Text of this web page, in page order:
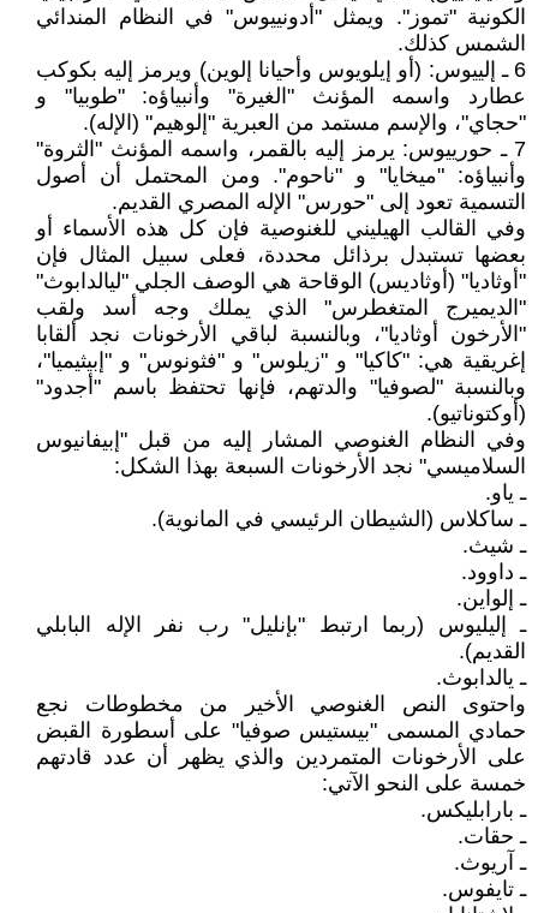
الكونية "تموز". ويمثل "أدونييوس" في النظام المندائي
الشمس كذلك.
6 ـ إلييوس: (أو إيلويوس وأحيانا إلوين) ويرمز إليه بكوكب
عطارد واسمه المؤنث "الغيرة" وأنبياؤه: "طوبيا" و
"حجاي"، والإسم مستمد من العبرية "إلوهيم" (الإله).
7 ـ حورييوس: يرمز إليه بالقمر، واسمه المؤنث "الثروة"
وأنبياؤه: "ميخايا" و "ناحوم". ومن المحتمل أن أصول
التسمية تعود إلى "حورس" الإله المصري القديم.
وفي القالب الهيليني للغنوصية فإن كل هذه الأسماء أو
بعضها تستبدل برذائل محددة، فعلى سبيل المثال فإن
"أوثاديا" (أوثاديس) الوقاحة هي الوصف الجلي "ليالدابوث"
"الديميرج المتغطرس" الذي يملك وجه أسد ولقب
"الأرخون أوثاديا"، وبالنسبة لباقي الأرخونات نجد ألقابا
إغريقية هي: "كاكيا" و "زيلوس" و "فثونوس" و "إبيثيميا"،
وبالنسبة "لصوفيا" والدتهم، فإنها تحتفظ باسم "أجدود"
(أوكتوناتيو).
وفي النظام الغنوصي المشار إليه من قبل "إبيفانيوس
السلاميسي" نجد الأرخونات السبعة بهذا الشكل:
ـ ياو.
ـ ساكلاس (الشيطان الرئيسي في المانوية).
ـ شيث.
ـ داوود.
ـ إلواين.
ـ إليليوس (ربما ارتبط "بإنليل" رب نفر الإله البابلي
القديم).
ـ يالدابوث.
واحتوى النص الغنوصي الأخير من مخطوطات نجع
حمادي المسمى "بيستيس صوفيا" على أسطورة القبض
على الأرخونات المتمردين والذي يظهر أن عدد قادتهم
خمسة على النحو الآتي:
ـ بارابليكس.
ـ حقات.
ـ آريوث.
ـ تايفوس.